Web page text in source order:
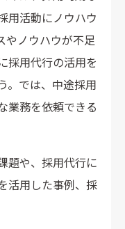
用活動にノウハウ
やノウハウが不足
採用代行の活用を
。では、中途採用
業務を依頼できる
題や、採用代行に
活用した事例、採